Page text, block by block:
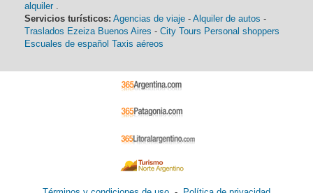
alquiler .
Servicios turísticos: Agencias de viaje - Alquiler de autos -
Traslados Ezeiza Buenos Aires - City Tours Personal shoppers
Escuales de español Taxis aéreos